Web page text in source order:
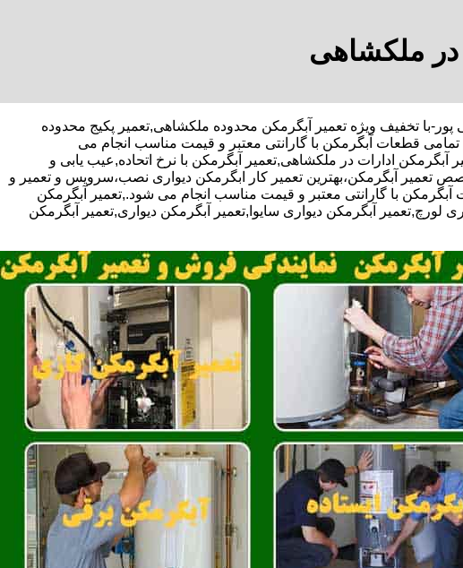
در ملکشاهی
وحید قلی پور-با تخفیف ویژه تعمیر آبگرمکن محدوده ملکشاهی,تعمیر پکیج محدوده
قطعات آبگرمکن با گارانتی معتبر و قیمت مناسب انجام می
ادارات در ملکشاهی,تعمیر آبگرمکن با نرخ اتحاده,عیب یابی و
آبگرمکن،بهترین تعمیر کار ابگرمکن دیواری نصب،سرویس و تعمیر و
با گارانتی معتبر و قیمت مناسب انجام می شود.,تعمیر آبگرمکن
لورچ,تعمیر آبگرمکن دیواری سایوا,تعمیر آبگرمکن دیواری,تعمیر آبگرمکن